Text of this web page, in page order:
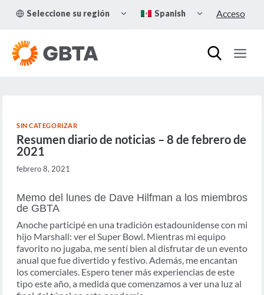
Seleccione su región
TOGGLE
CHILD
Spanish
CHILDAcceso
SIN CATEGORIZAR
Resumen diario de noticias – 8 de febrero de
2021
febrero 8, 2021
Memo del lunes de Dave Hilfman a los miembros
de GBTA
Anoche participé en una tradición estadounidense con mi
hijo Marshall: ver el Super Bowl. Mientras mi equipo
favorito no jugaba, me sentí bien al disfrutar de un evento
anual que fue divertido y festivo. Además, me encantan
los comerciales. Espero tener más experiencias de este
tipo este año, a medida que comenzamos a ver una luz al